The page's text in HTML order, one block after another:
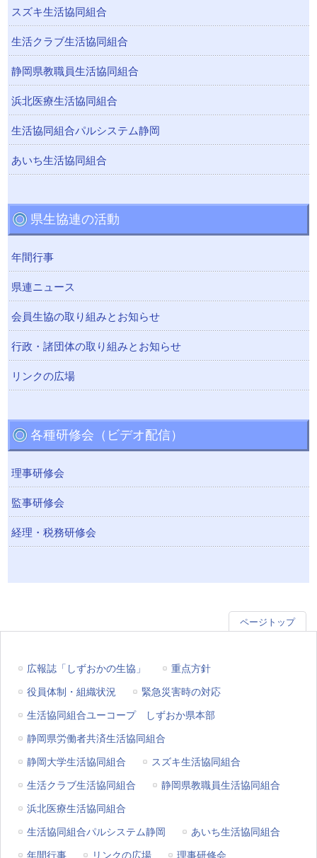
スズキ生活協同組合
生活クラブ生活協同組合
静岡県教職員生活協同組合
浜北医療生活協同組合
生活協同組合パルシステム静岡
あいち生活協同組合
県生協連の活動
年間行事
県連ニュース
会員生協の取り組みとお知らせ
行政・諸団体の取り組みとお知らせ
リンクの広場
各種研修会（ビデオ配信）
理事研修会
監事研修会
経理・税務研修会
ページトップ
広報誌「しずおかの生協」 重点方針
役員体制・組織状況 緊急災害時の対応
生活協同組合ユーコープ しずおか県本部
静岡県労働者共済生活協同組合
静岡大学生活協同組合 スズキ生活協同組合
生活クラブ生活協同組合 静岡県教職員生活協同組合
浜北医療生活協同組合
生活協同組合パルシステム静岡 あいち生活協同組合
年間行事 リンクの広場 理事研修会